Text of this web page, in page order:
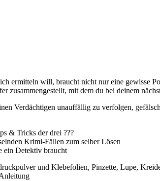
ermitteln will, braucht nicht nur eine gewisse
zusammengestellt, mit dem du bei deinem
Verdächtigen unauffällig zu verfolgen,
& Tricks der drei ???
Krimi-Fällen zum selber Lösen
ein Detektiv braucht
und Klebefolien, Pinzette, Lupe,